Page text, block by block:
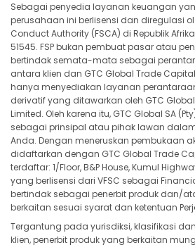
EURJPY in points
EURMXN in points
EURNOK in points
EURNZD in points
EURPLN in points
EURSEK in points
EURSGD in points
Sebagai penyedia layanan keuangan
perusahaan ini berlisensi dan diregulasi
Conduct Authority (FSCA) di Republik
51545. FSP bukan pembuat pasar atau
bertindak semata-mata sebagai
antara klien dan GTC Global Trade
hanya menyediakan layanan
derivatif yang ditawarkan oleh GTC
Limited. Oleh karena itu, GTC Global SA
sebagai prinsipal atau pihak lawan
Anda. Dengan meneruskan pembukaan
didaftarkan dengan GTC Global Trade
terdaftar: 1/Floor, B&P House, Kumul
yang berlisensi dari VFSC sebagai
bertindak sebagai penerbit produk dan/
berkaitan sesuai syarat dan ketentuan
Tergantung pada yurisdiksi, klasifikasi
klien, penerbit produk yang berkaitan